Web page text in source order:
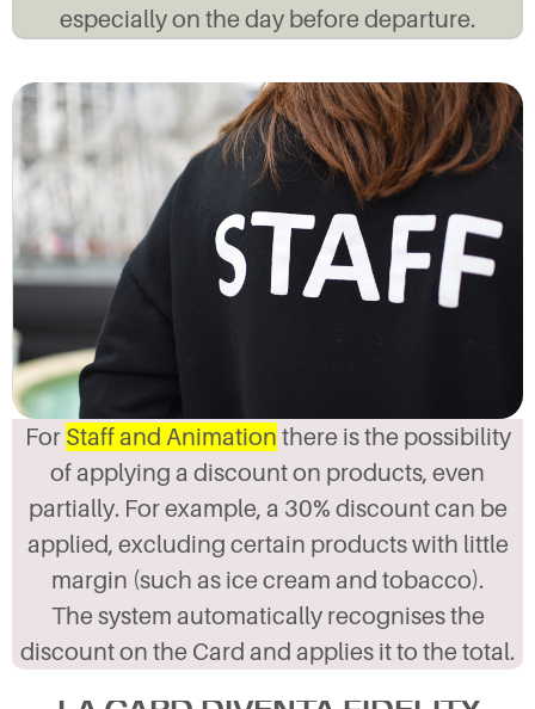
especially on the day before departure.
For Staff and Animation there is the possibility
of applying a discount on products, even
partially. For example, a 30% discount can be
applied, excluding certain products with little
margin (such as ice cream and tobacco).
The system automatically recognises the
discount on the Card and applies it to the total.